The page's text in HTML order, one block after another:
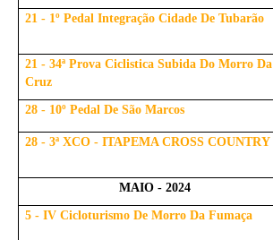
21 - 1º Pedal Integração Cidade De Tubarão
21 - 34ª Prova Ciclistica Subida Do Morro Da
Cruz
28 - 10º Pedal De São Marcos
28 - 3ª XCO - ITAPEMA CROSS COUNTRY
MAIO - 2024
5 - IV Cicloturismo De Morro Da Fumaça